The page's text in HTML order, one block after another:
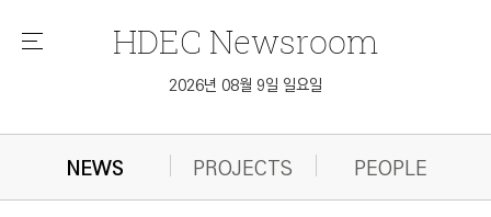
메
HDEC Newsroom
2026년 08월 9일 일요일
NEWS PROJECTS PEOPLE